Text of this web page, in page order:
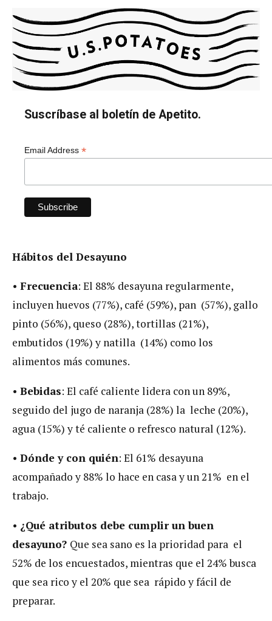
Suscríbase al boletín de Apetito.
Email Address *
Hábitos del Desayuno
• Frecuencia: El 88% desayuna regularmente,
incluyen huevos (77%), café (59%), pan (57%), gallo
pinto (56%), queso (28%), tortillas (21%),
embutidos (19%) y natilla (14%) como los
alimentos más comunes.
• Bebidas: El café caliente lidera con un 89%,
seguido del jugo de naranja (28%) la leche (20%),
agua (15%) y té caliente o refresco natural (12%).
• Dónde y con quién: El 61% desayuna
acompañado y 88% lo hace en casa y un 21% en el
trabajo.
• ¿Qué atributos debe cumplir un buen
desayuno? Que sea sano es la prioridad para el
52% de los encuestados, mientras que el 24% busca
que sea rico y el 20% que sea rápido y fácil de
preparar.